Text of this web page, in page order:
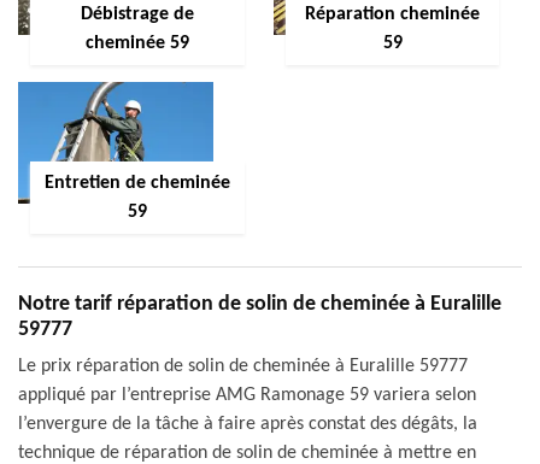
Débistrage de
cheminée 59
Réparation cheminée
59
Entretien de cheminée
59
Notre tarif réparation de solin de cheminée à Euralille
59777
Le prix réparation de solin de cheminée à Euralille 59777
appliqué par l’entreprise AMG Ramonage 59 variera selon
l’envergure de la tâche à faire après constat des dégâts, la
technique de réparation de solin de cheminée à mettre en